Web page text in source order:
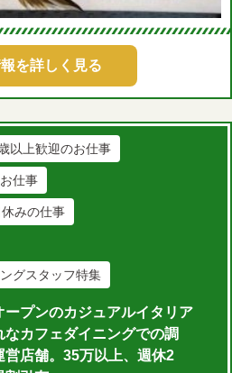
を詳しく見る
以上歓迎のお仕事
仕事
みの仕事
グスタッフ特集
プンのカジュアルイタリア
カフェダイニングでの調
店舗。35万以上、週休2